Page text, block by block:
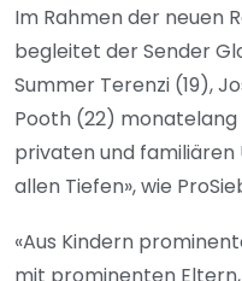
Im Rahmen der neuen
begleitet der Sender
Summer Terenzi (19),
Pooth (22)
privaten und familiären
allen Tiefen», wie
«Aus Kindern